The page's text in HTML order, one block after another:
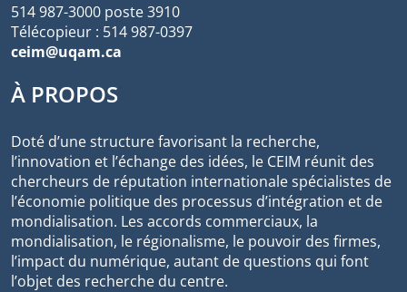
514 987-3000 poste 3910
Télécopieur : 514 987-0397
ceim@uqam.ca
À PROPOS
Doté d’une structure favorisant la recherche,
l’innovation et l’échange des idées, le CEIM réunit des
chercheurs de réputation internationale spécialistes de
l’économie politique des processus d’intégration et de
mondialisation. Les accords commerciaux, la
mondialisation, le régionalisme, le pouvoir des firmes,
l’impact du numérique, autant de questions qui font
l’objet des recherche du centre.